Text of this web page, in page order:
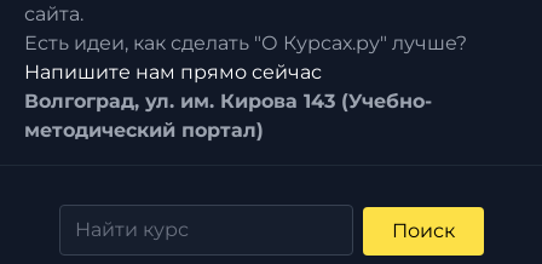
сайта.
Есть идеи, как сделать "О Курсах.ру" лучше?
Напишите нам прямо сейчас
Волгоград, ул. им. Кирова 143 (Учебно-
методический портал)
Поиск